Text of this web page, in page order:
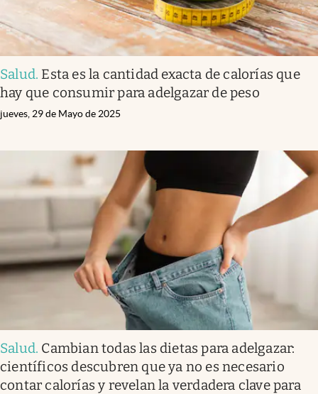
Salud. Esta es la cantidad exacta de calorías que
hay que consumir para adelgazar de peso
jueves, 29 de Mayo de 2025
Salud. Cambian todas las dietas para adelgazar:
científicos descubren que ya no es necesario
contar calorías y revelan la verdadera clave para